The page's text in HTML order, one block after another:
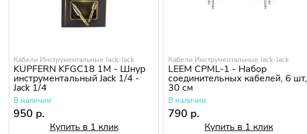
Кабели Инструментальные Jack-Jack
KUPFERN KFGC18 1M - Шнур
инструментальный Jack 1/4 -
Jack 1/4
В наличии
950 р.
Купить в 1 клик
Кабели Инструментальные Jack-Jack
LEEM CPML-1 - Набор
соединительных кабелей, 6 шт,
30 см
В наличии
790 р.
Купить в 1 клик